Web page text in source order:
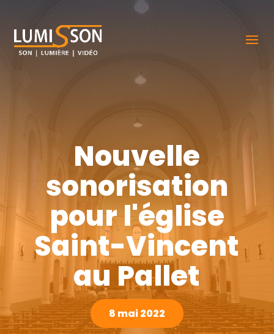
Nouvelle
sonorisation
pour l'église
Saint-Vincent
au Pallet
8 mai 2022